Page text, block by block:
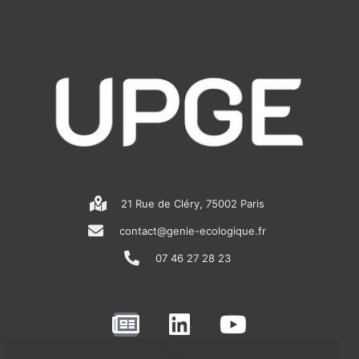
21 Rue de Cléry, 75002 Paris
contact@genie-ecologique.fr
07 46 27 28 23
N
e
L
i
Y
o